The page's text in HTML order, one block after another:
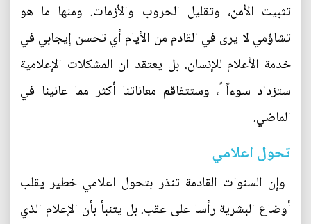
‬تثبيت الأمن،‮ ‬وتقليل الحروب والأزمات‮. ‬ومنها ما هو
تشاؤمي‮ ‬لا‮ ‬يرى في‮ ‬القادم من الأيام أي‮ ‬تحسن إيجابي‮ ‬في‮
‬خدمة‮ ‬الأعلام للإنسان‮. ‬بل‮ ‬يعتقد ان المشكلات الإعلامية
ستزداد سوءاً‮ ‬ً،‮ ‬وستتفاقم معاناتنا أكثر مما عانينا في‮
‬الماضي‮.‬
تحول اعلامي
‮ ‬وإن السنوات القادمة تنذر بتحول اعلامي‮ ‬خطير‮ ‬يقلب
أوضاع البشرية رأسا على عقب‮. ‬بل‮ ‬يتنبأ بأن الإعلام الذي‮